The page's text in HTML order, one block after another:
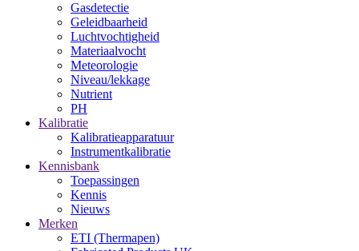
Gasdetectie
Geleidbaarheid
Luchtvochtigheid
Materiaalvocht
Meteorologie
Niveau/lekkage
Nutrient
PH
Kalibratie
Kalibratieapparatuur
Instrumentkalibratie
Kennisbank
Toepassingen
Kennis
Nieuws
Merken
ETI (Thermapen)